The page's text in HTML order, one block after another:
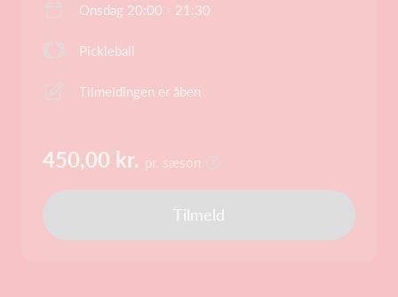
Onsdag 20:00 - 21:30
Pickleball
Tilmeldingen er åben
450,00 kr. pr. sæson
Tilmeld